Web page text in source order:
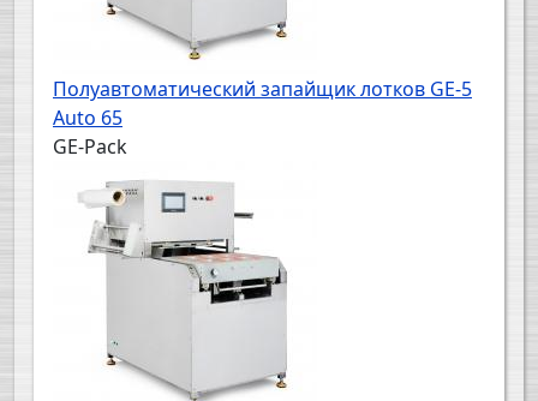
Полуавтоматический запайщик лотков GE-5
Auto 65
GE-Pack